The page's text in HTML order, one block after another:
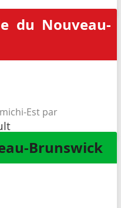
du Nouveau-
Est par
Brunswick